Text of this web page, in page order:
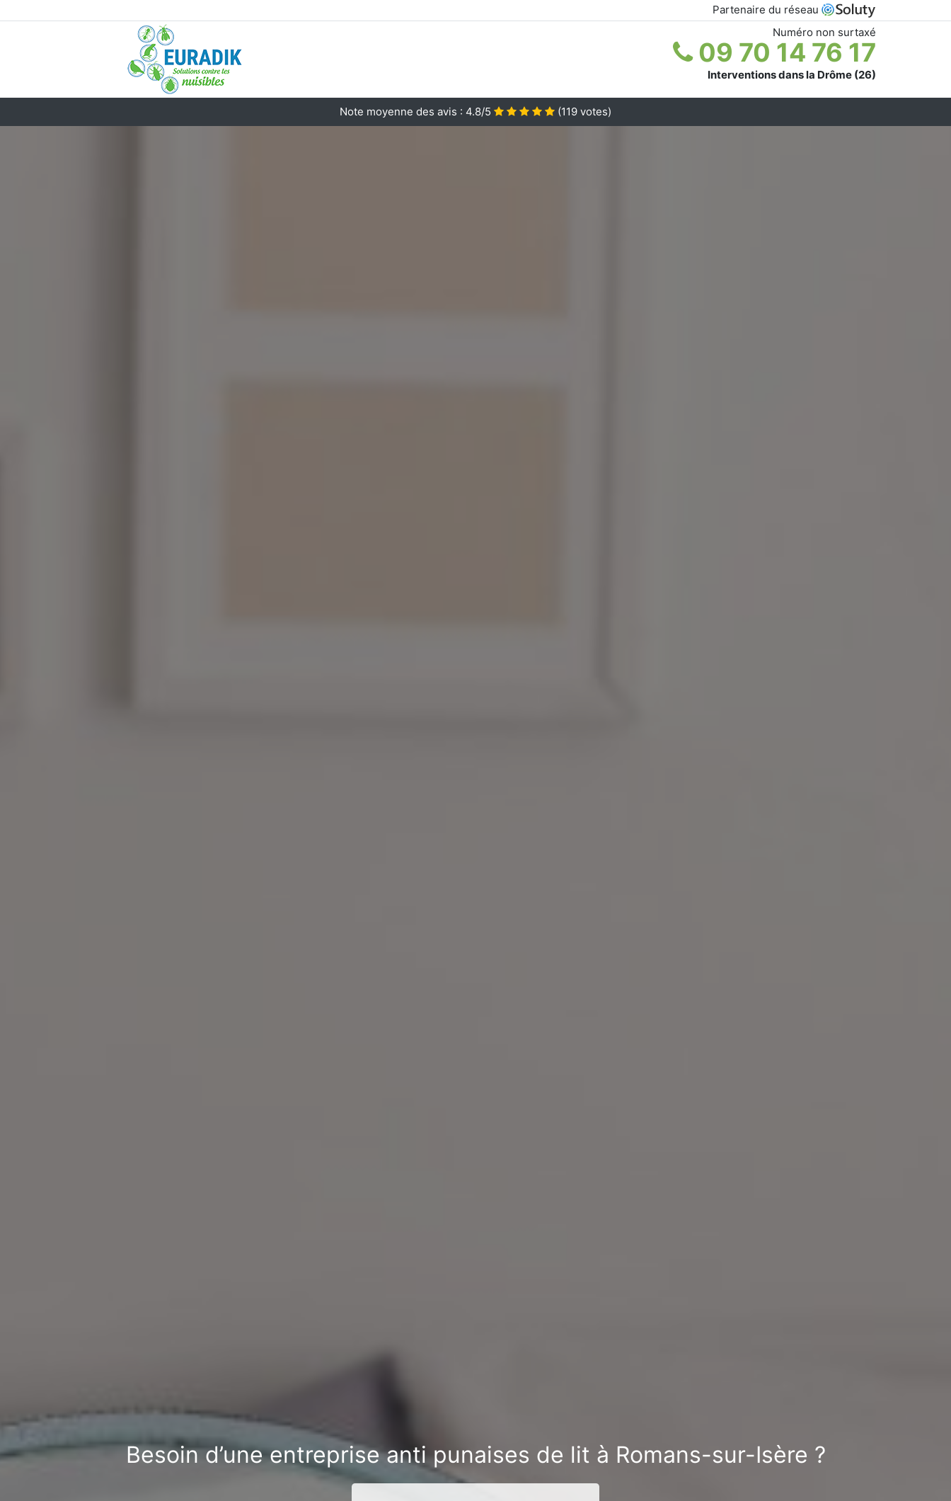
Partenaire du réseau
Numéro non surtaxé
09 70 14 76 17
Interventions dans la Drôme (26)
Note moyenne des avis : 4.8/5 (119 votes)
Besoin d’une entreprise anti punaises de lit à Romans-sur-Isère ?